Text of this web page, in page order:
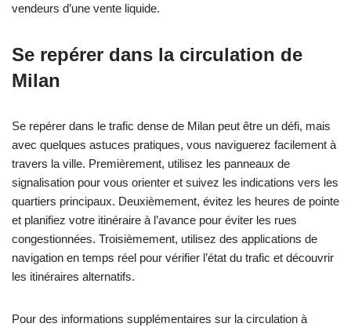
vendeurs d’une vente liquide.
Se repérer dans la circulation de
Milan
Se repérer dans le trafic dense de Milan peut être un défi, mais
avec quelques astuces pratiques, vous naviguerez facilement à
travers la ville. Premièrement, utilisez les panneaux de
signalisation pour vous orienter et suivez les indications vers les
quartiers principaux. Deuxièmement, évitez les heures de pointe
et planifiez votre itinéraire à l’avance pour éviter les rues
congestionnées. Troisièmement, utilisez des applications de
navigation en temps réel pour vérifier l’état du trafic et découvrir
les itinéraires alternatifs.
Pour des informations supplémentaires sur la circulation à